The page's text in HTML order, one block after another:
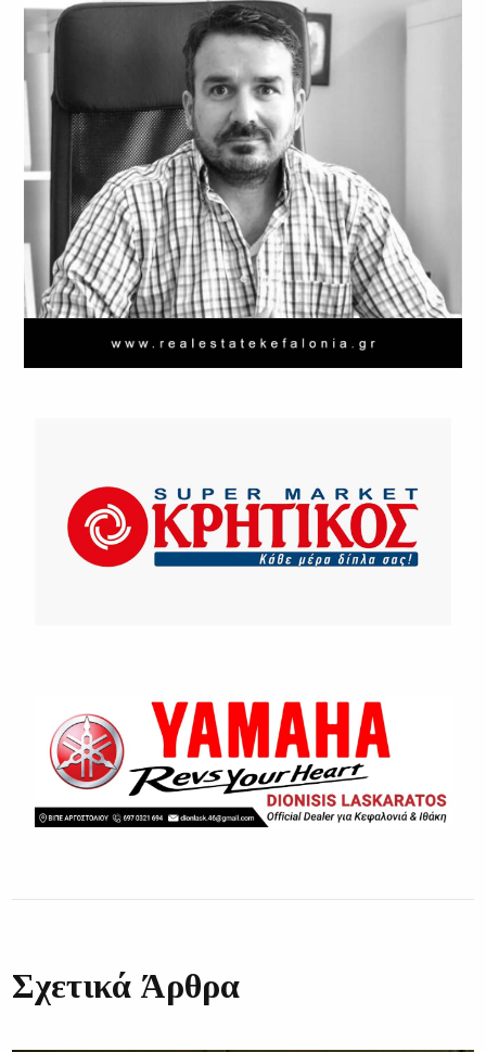
Σχετικά Άρθρα